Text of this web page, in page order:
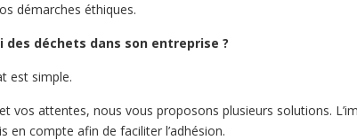
démarches éthiques.
déchets dans son entreprise ?
est simple.
vos attentes, nous vous proposons plusieurs solutions.
en compte afin de faciliter l’adhésion.